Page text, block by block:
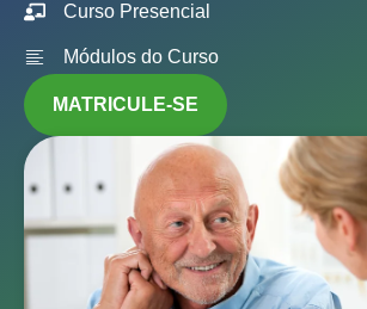
Curso Presencial
Módulos do Curso
MATRICULE-SE